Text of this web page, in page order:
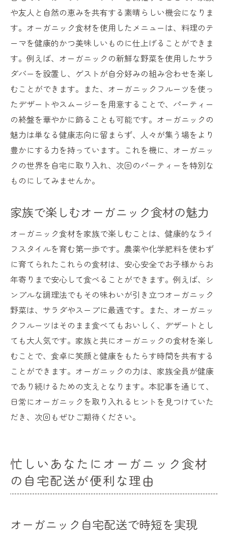
や友人と自然の恵みを共有する素晴らしい機会になりま
す。オーガニック食材を使用したメニューは、料理のテ
ーマを健康的かつ美味しいものに仕上げることができま
す。例えば、オーガニックの新鮮な野菜を使用したサラ
ダバーを設置し、ゲストが自分好みの組み合わせを楽し
むことができます。また、オーガニックフルーツを使っ
たデザートやスムージーを用意することで、パーティー
の終盤を華やかに飾ることも可能です。オーガニックの
魅力は単なる健康志向に留まらず、人々が集う場をより
豊かにする力を持っています。これを機に、オーガニッ
クの世界を自宅に取り入れ、次回のパーティーを特別な
ものにしてみませんか。
家族で楽しむオーガニック食材の魅力
オーガニック食材を家族で楽しむことは、健康的なライ
フスタイルを育む第一歩です。農薬や化学肥料を使わず
に育てられたこれらの食材は、安心安全でお子様からお
年寄りまで安心して食べることができます。例えば、シ
ンプルな調理法でもその味わいが引き立つオーガニック
野菜は、サラダやスープに最適です。また、オーガニッ
クフルーツはそのまま食べてもおいしく、デザートとし
ても大人気です。家族と共にオーガニックの食材を楽し
むことで、食卓に笑顔と健康をもたらす時間を共有する
ことができます。オーガニックの力は、家族全員が健康
であり続けるための支えとなります。本記事を通じて、
日常にオーガニックを取り入れるヒントを見つけていた
だき、次回もぜひご期待ください。
忙しいあなたにオーガニック食材
の自宅配送が便利な理由
オーガニック自宅配送で時短を実現